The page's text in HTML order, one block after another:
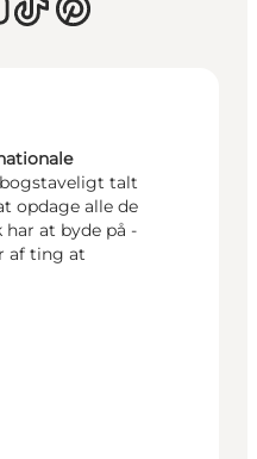
talt
opdage alle de
har at byde på -
af ting at